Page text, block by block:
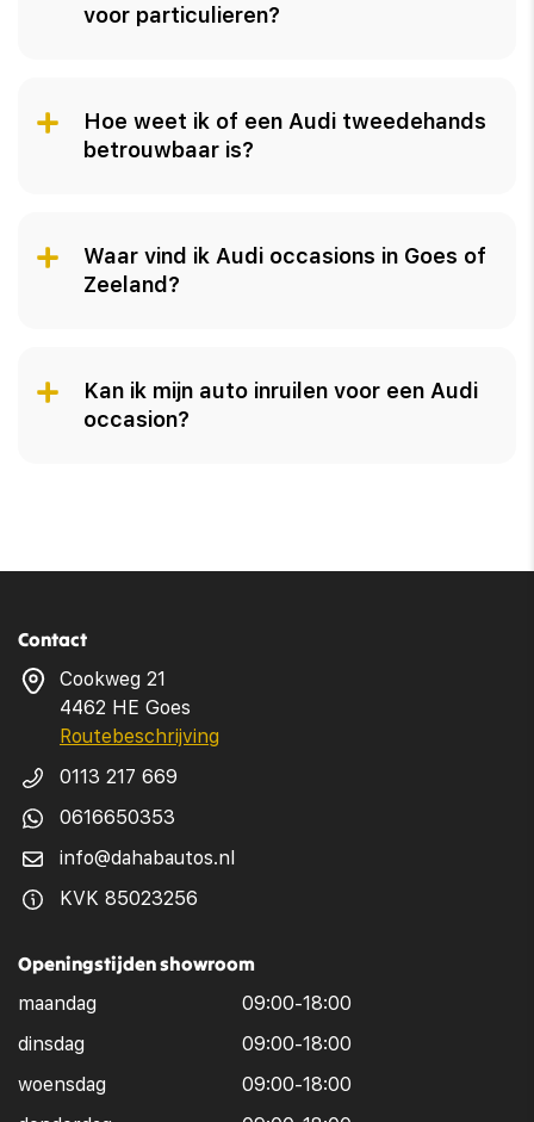
voor particulieren?
Hoe weet ik of een Audi tweedehands
betrouwbaar is?
Waar vind ik Audi occasions in Goes of
Zeeland?
Kan ik mijn auto inruilen voor een Audi
occasion?
Contact
Cookweg 21
4462 HE Goes
Routebeschrijving
0113 217 669
0616650353
info@dahabautos.nl
KVK 85023256
Openingstijden showroom
maandag
09:00-18:00
dinsdag
09:00-18:00
woensdag
09:00-18:00